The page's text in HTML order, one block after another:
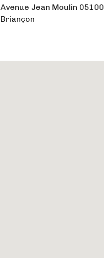
Avenue Jean Moulin 05100
Briançon